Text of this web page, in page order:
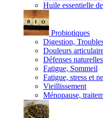
Huile essentielle
Probiotiques
Digestion,
Douleurs
Défenses
Fatigue, Sommeil
Fatigue, stress et
Vieillissement
Ménopause,